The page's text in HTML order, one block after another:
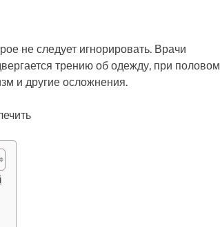
не следует игнорировать. Врачи
трению об одежду, при половом
и другие осложнения.